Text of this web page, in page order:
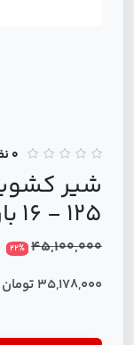
0 نظر
شیر
125 - 16 بار وگ گلستان 5 اینچ
45,100,000
22%
35,178,000 تومان